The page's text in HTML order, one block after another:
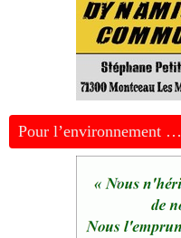
Pour l’environnement …